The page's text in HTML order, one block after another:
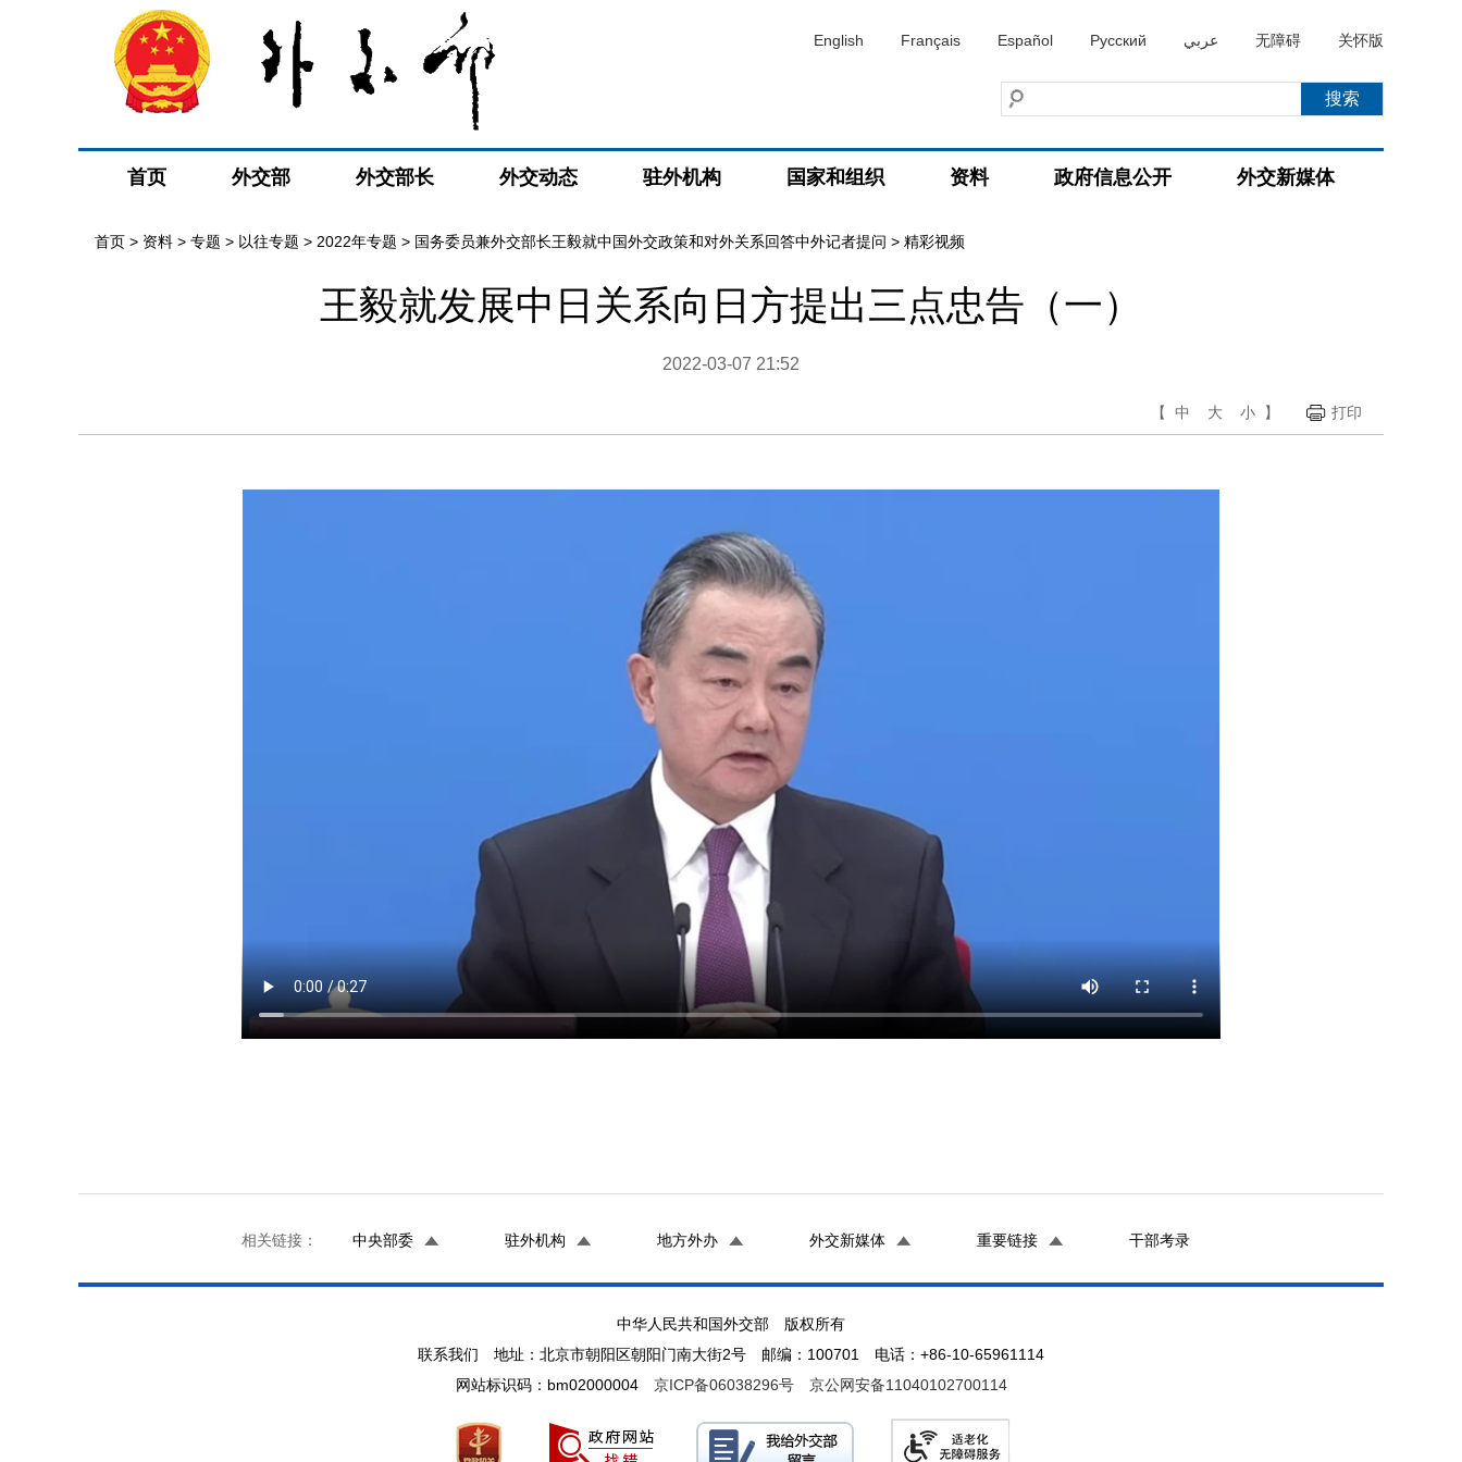
English Français Español Русский عربي 无障碍 关怀版
首页 外交部 外交部长 外交动态 驻外机构 国家和组织 资料 政府信息公开 外交新媒体
首页 > 资料 > 专题 > 以往专题 > 2022年专题 > 国务委员兼外交部长王毅就中国外交政策和对外关系回答中外记者提问 > 精彩视频
王毅就发展中日关系向日方提出三点忠告（一）
2022-03-07 21:52
【 中 大 小 】 打印
相关链接： 中央部委 驻外机构 地方外办 外交新媒体 重要链接 干部考录
中华人民共和国外交部 版权所有
联系我们 地址：北京市朝阳区朝阳门南大街2号 邮编：100701 电话：+86-10-65961114
网站标识码：bm02000004 京ICP备06038296号 京公网安备11040102700114